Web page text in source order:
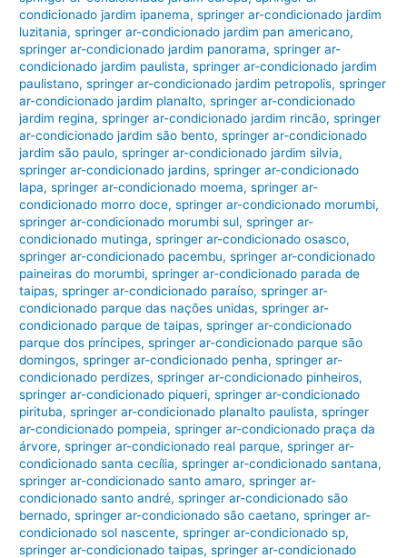
condicionado jardim ipanema,springer ar-condicionado jardim
luzitania,springer ar-condicionado jardim pan americano,
springer ar-condicionado jardim panorama,springer ar-
condicionado jardim paulista,springer ar-condicionado jardim
paulistano,springer ar-condicionado jardim petropolis,springer
ar-condicionado jardim planalto,springer ar-condicionado
jardim regina,springer ar-condicionado jardim rincão,springer
ar-condicionado jardim são bento,springer ar-condicionado
jardim são paulo,springer ar-condicionado jardim silvia,
springer ar-condicionado jardins,springer ar-condicionado
lapa,springer ar-condicionado moema,springer ar-
condicionado morro doce,springer ar-condicionado morumbi,
springer ar-condicionado morumbi sul,springer ar-
condicionado mutinga,springer ar-condicionado osasco,
springer ar-condicionado pacembu,springer ar-condicionado
paineiras do morumbi,springer ar-condicionado parada de
taipas,springer ar-condicionado paraíso,springer ar-
condicionado parque das nações unidas,springer ar-
condicionado parque de taipas,springer ar-condicionado
parque dos príncipes,springer ar-condicionado parque são
domingos,springer ar-condicionado penha,springer ar-
condicionado perdizes,springer ar-condicionado pinheiros,
springer ar-condicionado piqueri,springer ar-condicionado
pirituba,springer ar-condicionado planalto paulista,springer
ar-condicionado pompeia,springer ar-condicionado praça da
árvore,springer ar-condicionado real parque,springer ar-
condicionado santa cecília,springer ar-condicionado santana,
springer ar-condicionado santo amaro,springer ar-
condicionado santo andré,springer ar-condicionado são
bernado,springer ar-condicionado são caetano,springer ar-
condicionado sol nascente,springer ar-condicionado sp,
springer ar-condicionado taipas,springer ar-condicionado